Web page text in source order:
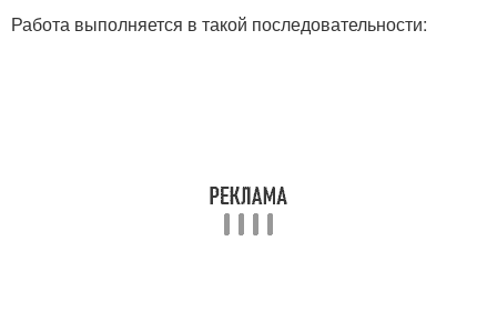
Работа выполняется в такой последовательности: